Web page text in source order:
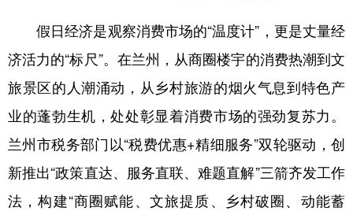
假日经济是观察消费市场的“温度计”，更是丈量经
济活力的“标尺”。在兰州，从商圈楼宇的消费热潮到文
旅景区的人潮涌动，从乡村旅游的烟火气息到特色产
业的蓬勃生机，处处彰显着消费市场的强劲复苏力。
兰州市税务部门以“税费优惠+精细服务”双轮驱动，创
新推出“政策直达、服务直联、难题直解”三箭齐发工作
法，构建“商圈赋能、文旅提质、乡村破圈、动能蓄